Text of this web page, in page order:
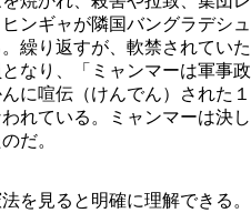
ンギャが隣国バングラデシュ
繰り返すが、軟禁されていた
なり、「ミャンマーは軍事政
に喧伝（けんでん）された１
れている。ミャンマーは決し
だ。
を見ると明確に理解できる。